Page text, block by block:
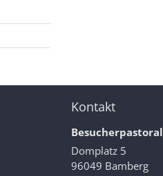
Kontakt
Besucherpastoral
Domplatz 5
96049 Bamberg